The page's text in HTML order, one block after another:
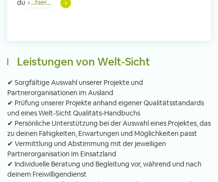
du >...hier...
Leistungen von Welt-Sicht
✔ Sorgfältige Auswahl unserer Projekte und
Partnerorganisationen im Ausland
✔ Prüfung unserer Projekte anhand eigener Qualitätsstandards
und eines Welt-Sicht Qualitäts-Handbuchs
✔ Persönliche Unterstützung bei der Auswahl eines Projektes, das
zu deinen Fähigkeiten, Erwartungen und Möglichkeiten passt
✔ Vermittlung und Abstimmung mit der jeweiligen
Partnerorganisation im Einsatzland
✔ Individuelle Beratung und Begleitung vor, während und nach
deinem Freiwilligendienst